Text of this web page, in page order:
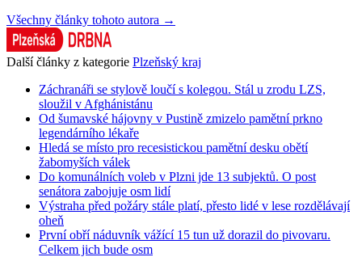
Všechny články tohoto autora →
Další články z kategorie Plzeňský kraj
Záchranáři se stylově loučí s kolegou. Stál u zrodu LZS,
sloužil v Afghánistánu
Od šumavské hájovny v Pustině zmizelo pamětní prkno
legendárního lékaře
Hledá se místo pro recesistickou pamětní desku obětí
žabomyších válek
Do komunálních voleb v Plzni jde 13 subjektů. O post
senátora zabojuje osm lidí
Výstraha před požáry stále platí, přesto lidé v lese rozdělávají
oheň
První obří náduvník vážící 15 tun už dorazil do pivovaru.
Celkem jich bude osm